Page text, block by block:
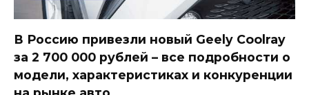
В Россию привезли новый Geely Coolray
за 2 700 000 рублей – все подробности о
модели, характеристиках и конкуренции